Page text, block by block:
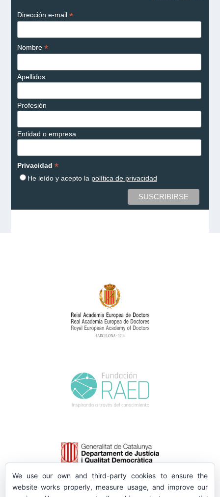
Dirección e-mail *
Nombre *
Apellidos
Profesión
Entidad o empresa
Privacidad *
He leído y acepto la política de privacidad
We use our own and third-party cookies to ensure the
website works properly, measure usage, and improve our